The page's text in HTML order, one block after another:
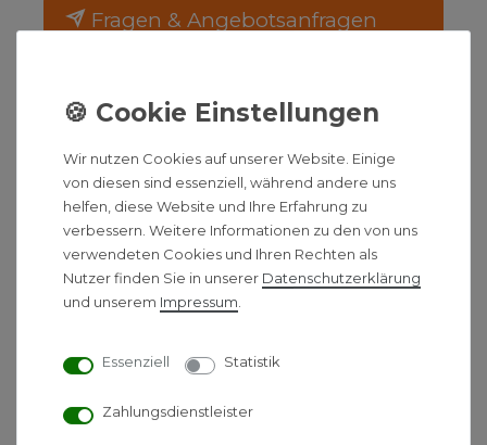
Fragen & Angebotsanfragen
BESCHREIBUNG
HINWEIS
DOKUMENTE
HERSTELLERINFORMATIONEN
Bosch / Buderus PP-Abgasrohr
Wir nutzen Cookies auf unserer Website. Einige
von diesen sind essenziell, während andere uns
helfen, diese Website und Ihre Erfahrung zu
verbessern. Weitere Informationen zu den von uns
verwendeten Cookies und Ihren Rechten als
Nutzer finden Sie in unserer Daten­schutz­erklärung
und unserem Impressum
Essenziell Statistik
Zahlungsdienstleister